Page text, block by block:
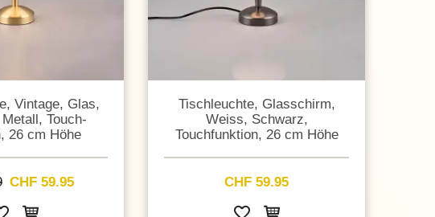
Vintage, Glas,
Touch-
26 cm Höhe
CHF 59.95
Tischleuchte, Glasschirm,
Weiss, Schwarz,
Touchfunktion, 26 cm Höhe
CHF 59.95